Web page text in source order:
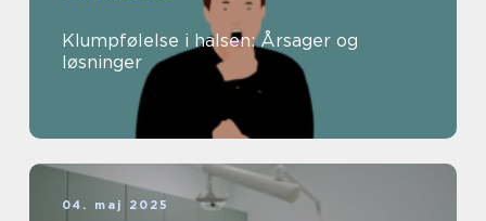
Klumpfølelse i halsen: Årsager og
løsninger
04. maj 2025